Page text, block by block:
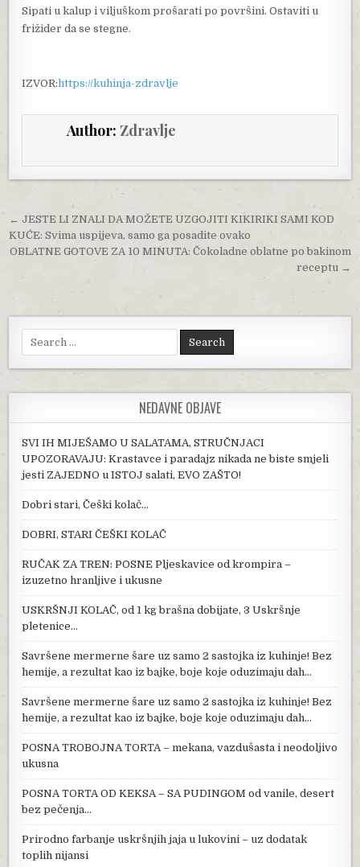
Sipati u kalup i viljuškom prošarati po površini. Ostaviti u
frižider da se stegne.
IZVOR:https://kuhinja-zdravlje
Author: Zdravlje
Post navigation
← JESTE LI ZNALI DA MOŽETE UZGOJITI KIKIRIKI SAMI KOD
KUĆE: Svima uspijeva, samo ga posadite ovako
OBLATNE GOTOVE ZA 10 MINUTA: Čokoladne oblatne po bakinom
receptu →
Search for:
NEDAVNE OBJAVE
SVI IH MIJEŠAMO U SALATAMA, STRUČNJACI
UPOZORAVAJU: Krastavce i paradajz nikada ne biste smjeli
jesti ZAJEDNO u ISTOJ salati, EVO ZAŠTO!
Dobri stari, Češki kolač…
DOBRI, STARI ČEŠKI KOLAČ
RUČAK ZA TREN: POSNE Pljeskavice od krompira –
izuzetno hranljive i ukusne
USKRŠNJI KOLAČ, od 1 kg brašna dobijate, 3 Uskršnje
pletenice…
Savršene mermerne šare uz samo 2 sastojka iz kuhinje! Bez
hemije, a rezultat kao iz bajke, boje koje oduzimaju dah…
Savršene mermerne šare uz samo 2 sastojka iz kuhinje! Bez
hemije, a rezultat kao iz bajke, boje koje oduzimaju dah…
POSNA TROBOJNA TORTA – mekana, vazdušasta i neodoljivo
ukusna
POSNA TORTA OD KEKSA – SA PUDINGOM od vanile, desert
bez pečenja…
Prirodno farbanje uskršnjih jaja u lukovini – uz dodatak
toplih nijansi